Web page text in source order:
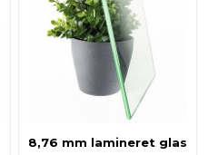
8,76 mm lamineret glas